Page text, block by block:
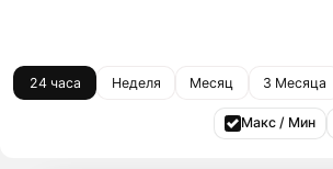
24 часа Неделя Месяц 3 Месяца
Макс / Мин